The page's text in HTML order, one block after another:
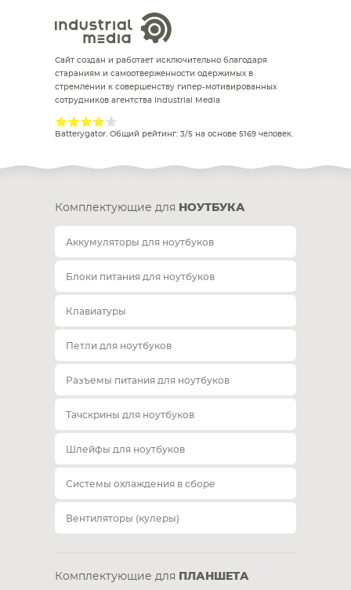
Сайт создан и работает исключительно благодаря
стараниям и самоотверженности одержимых в
стремлении к совершенству гипер-мотивированных
сотрудников агентства Industrial Media
Batterygator. Общий рейтинг: 3/5 на основе 5169 человек.
Комплектующие для НОУТБУКА
Аккумуляторы для ноутбуков
Блоки питания для ноутбуков
Клавиатуры
Петли для ноутбуков
Разъемы питания для ноутбуков
Тачскрины для ноутбуков
Шлейфы для ноутбуков
Системы охлаждения в сборе
Вентиляторы (кулеры)
Комплектующие для ПЛАНШЕТА